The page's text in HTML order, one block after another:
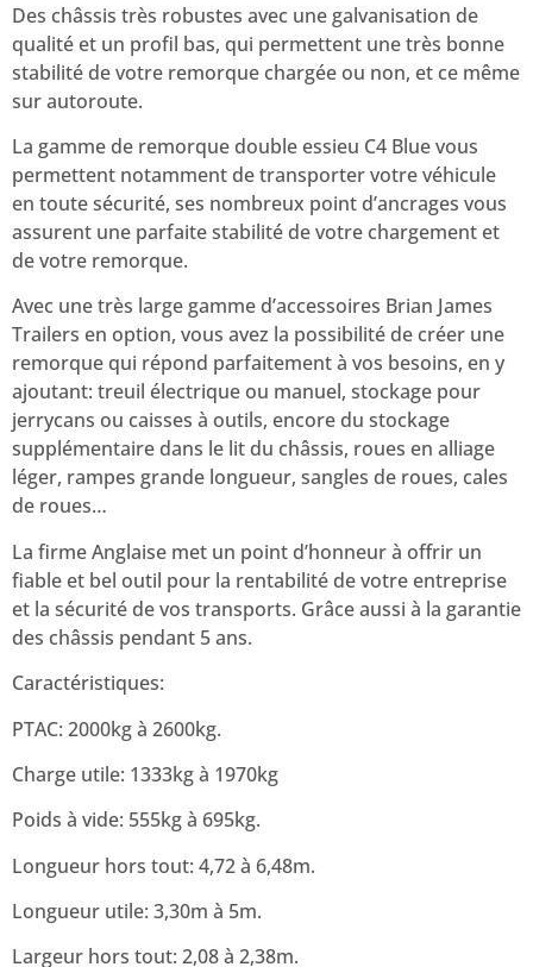
Des châssis très robustes avec une galvanisation de
qualité et un profil bas, qui permettent une très bonne
stabilité de votre remorque chargée ou non, et ce même
sur autoroute.
La gamme de remorque double essieu C4 Blue vous
permettent notamment de transporter votre véhicule
en toute sécurité, ses nombreux point d’ancrages vous
assurent une parfaite stabilité de votre chargement et
de votre remorque.
Avec une très large gamme d’accessoires Brian James
Trailers en option, vous avez la possibilité de créer une
remorque qui répond parfaitement à vos besoins, en y
ajoutant: treuil électrique ou manuel, stockage pour
jerrycans ou caisses à outils, encore du stockage
supplémentaire dans le lit du châssis, roues en alliage
léger, rampes grande longueur, sangles de roues, cales
de roues…
La firme Anglaise met un point d’honneur à offrir un
fiable et bel outil pour la rentabilité de votre entreprise
et la sécurité de vos transports. Grâce aussi à la garantie
des châssis pendant 5 ans.
Caractéristiques:
PTAC: 2000kg à 2600kg.
Charge utile: 1333kg à 1970kg
Poids à vide: 555kg à 695kg.
Longueur hors tout: 4,72 à 6,48m.
Longueur utile: 3,30m à 5m.
Largeur hors tout: 2,08 à 2,38m.